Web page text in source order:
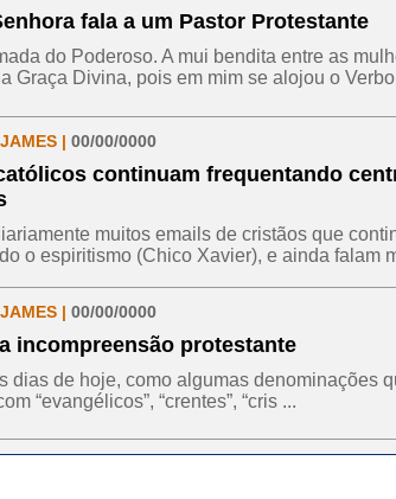
fala a um Pastor Protestante
do Poderoso. A mui bendita entre as
Graça Divina, pois em mim se alojou o
| 00/00/0000
continuam frequentando
muitos emails de cristãos que
o espiritismo (Chico Xavier), e ainda falam
| 00/00/0000
incompreensão protestante
dias de hoje, como algumas denominações
“evangélicos”, “crentes”, “cris ...